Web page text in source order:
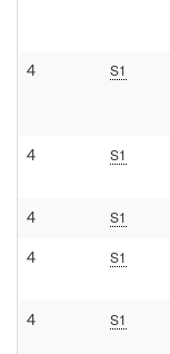
4 S1
4 S1
4 S1
4 S1
4 S1